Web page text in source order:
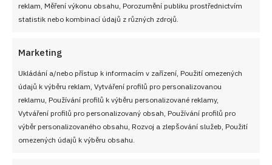
reklam, Měření výkonu obsahu, Porozumění publiku prostřednictvím
statistik nebo kombinací údajů z různých zdrojů.
Marketing
Ukládání a/nebo přístup k informacím v zařízení, Použití omezených
údajů k výběru reklam, Vytváření profilů pro personalizovanou
reklamu, Používání profilů k výběru personalizované reklamy,
Vytváření profilů pro personalizovaný obsah, Používání profilů pro
výběr personalizovaného obsahu, Rozvoj a zlepšování služeb, Použití
omezených údajů k výběru obsahu.